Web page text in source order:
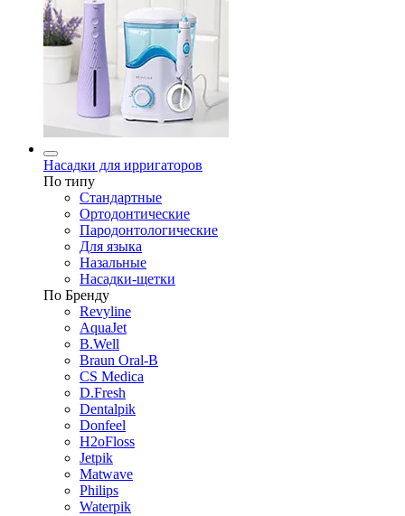
Насадки для ирригаторов
По типу
Стандартные
Ортодонтические
Пародонтологические
Для языка
Назальные
Насадки-щетки
По Бренду
Revyline
AquaJet
B.Well
Braun Oral-B
CS Medica
D.Fresh
Dentalpik
Donfeel
H2oFloss
Jetpik
Matwave
Philips
Waterpik